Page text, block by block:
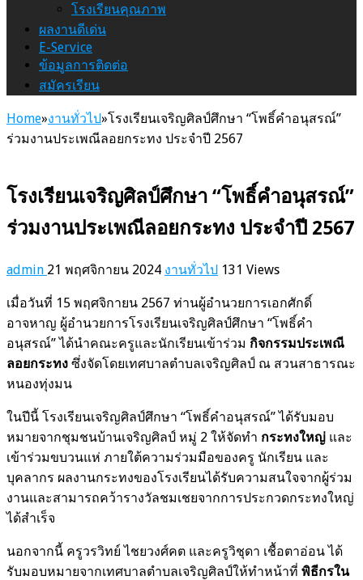
โรงเรียนคุณภาพ
ผลงานดีเด่น
E-Service
ข้อมูลการติดต่อ
สมัครเรียน
Home»งานทั่วไป»โรงเรียนเจริญศิลป์ศึกษา “โพธิ์คำอนุสรณ์”
ร่วมงานประเพณีลอยกระทง ประจำปี 2567
โรงเรียนเจริญศิลป์ศึกษา “โพธิ์คำอนุสรณ์”
ร่วมงานประเพณีลอยกระทง ประจำปี 2567
admin 21 พฤศจิกายน 2024 งานทั่วไป 131 Views
เมื่อวันที่ 15 พฤศจิกายน 2567 ท่านผู้อำนวยการเอกศักดิ์
อาจหาญ ผู้อำนวยการโรงเรียนเจริญศิลป์ศึกษา “โพธิ์คำ
อนุสรณ์” ได้นำคณะครูและนักเรียนเข้าร่วม กิจกรรมประเพณี
ลอยกระทง ซึ่งจัดโดยเทศบาลตำบลเจริญศิลป์ ณ สวนสาธารณะ
หนองทุ่งมน
ในปีนี้ โรงเรียนเจริญศิลป์ศึกษา “โพธิ์คำอนุสรณ์” ได้รับมอบ
หมายจากชุมชนบ้านเจริญศิลป์ หมู่ 2 ให้จัดทำ กระทงใหญ่ และ
เข้าร่วมขบวนแห่ ภายใต้ความร่วมมือของครู นักเรียน และ
บุคลากร ผลงานกระทงของโรงเรียนได้รับความสนใจจากผู้ร่วม
งานและสามารถคว้ารางวัลชมเชยจากการประกวดกระทงใหญ่
ได้สำเร็จ
นอกจากนี้ ครูวรวิทย์ ไชยวงศ์คต และครูวิชุดา เชื้อตาอ่อน ได้
รับมอบหมายจากเทศบาลตำบลเจริญศิลป์ให้ทำหน้าที่ พิธีกรใน